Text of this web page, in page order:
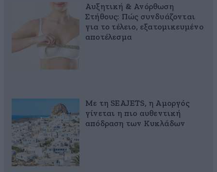
Αυξητική & Ανόρθωση
Στήθους: Πώς συνδυάζονται
για το τέλειο, εξατομικευμένο
αποτέλεσμα
Με τη SEAJETS, η Αμοργός
γίνεται η πιο αυθεντική
απόδραση των Κυκλάδων